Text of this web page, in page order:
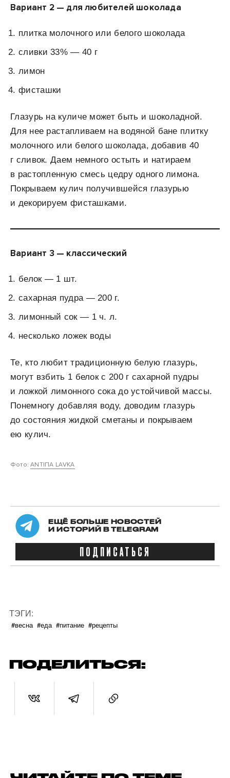
Вариант 2 — для любителей шоколада
плитка молочного или белого шоколада
сливки 33% — 40 г
лимон
фисташки
Глазурь на куличе может быть и шоколадной.
Для нее растапливаем на водяной бане плитку
молочного или белого шоколада, добавив 40
г сливок. Даем немного остыть и натираем
в растопленную смесь цедру одного лимона.
Покрываем кулич получившейся глазурью
и декорируем фисташками.
Вариант 3 — классический
белок — 1 шт.
сахарная пудра — 200 г.
лимонный сок — 1 ч. л.
несколько ложек воды
Те, кто любит традиционную белую глазурь,
могут взбить 1 белок с 200 г сахарной пудры
и ложкой лимонного сока до устойчивой массы.
Понемногу добавляя воду, доводим глазурь
до состояния жидкой сметаны и покрываем
ею кулич.
Фото:ANTIПA LAVKA
ЕЩЁ БОЛЬШЕ НОВОСТЕЙ
И ИСТОРИЙ В TELEGRAM
ПОДПИСАТЬСЯ
ТЭГИ:
#весна #еда #питание #рецепты
ПОДЕЛИТЬСЯ: